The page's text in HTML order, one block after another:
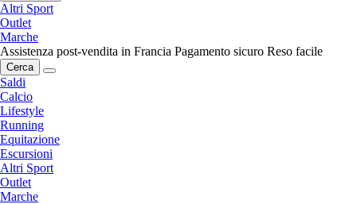
Altri Sport
Outlet
Marche
Assistenza post-vendita in Francia Pagamento sicuro Reso facile
Cerca
Saldi
Calcio
Lifestyle
Running
Equitazione
Escursioni
Altri Sport
Outlet
Marche